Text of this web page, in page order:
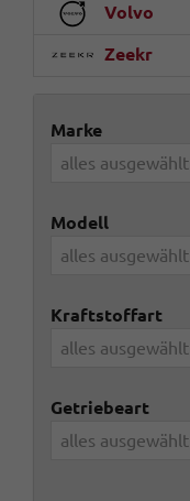
Volvo
Zeekr
Marke
alles ausgewählt
Modell
alles ausgewählt
Kraftstoffart
alles ausgewählt
Getriebeart
alles ausgewählt